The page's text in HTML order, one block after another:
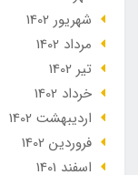
شهریور 1402
مرداد 1402
تير 1402
خرداد 1402
ارديبهشت 1402
فروردین 1402
اسفند 1401